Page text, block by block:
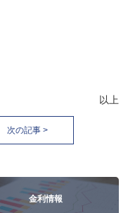
以上
次の記事 >
金利情報